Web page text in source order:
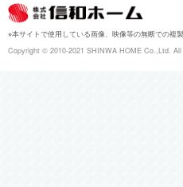
※本サイトで使用している画像、映像等の無断での複
Copyright ©︎ 2010-2021 SHINWA HOME Co.,Ltd.